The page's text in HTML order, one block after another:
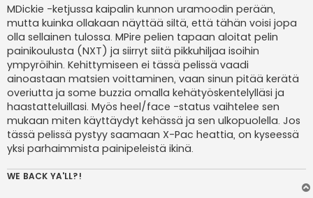
MDickie -ketjussa kaipalin kunnon uramoodin perään,
mutta kuinka ollakaan näyttää siltä, että tähän voisi jopa
olla sellainen tulossa. MPire pelien tapaan aloitat pelin
painikoulusta (NXT) ja siirryt siitä pikkuhiljaa isoihin
ympyröihin. Kehittymiseen ei tässä pelissä vaadi
ainoastaan matsien voittaminen, vaan sinun pitää kerätä
overiutta ja some buzzia omalla kehätyöskentelylläsi ja
haastatteluillasi. Myös heel/face -status vaihtelee sen
mukaan miten käyttäydyt kehässä ja sen ulkopuolella. Jos
tässä pelissä pystyy saamaan X-Pac heattia, on kyseessä
yksi parhaimmista painipeleistä ikinä.
WE BACK YA'LL?!